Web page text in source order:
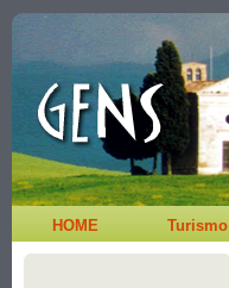
HOME Turismo